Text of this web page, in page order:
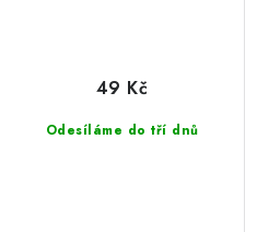
Odesíláme do tří dnů
49 Kč